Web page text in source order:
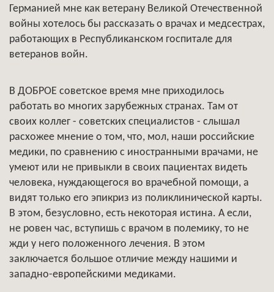
Германией мне как ветерану Великой Отечественной
войны хотелось бы рассказать о врачах и медсестрах,
работающих в Республиканском госпитале для
ветеранов войн.
В ДОБРОЕ советское время мне приходилось
работать во многих зарубежных странах. Там от
своих коллег - советских специалистов - слышал
расхожее мнение о том, что, мол, наши российские
медики, по сравнению с иностранными врачами, не
умеют или не привыкли в своих пациентах видеть
человека, нуждающегося во врачебной помощи, а
видят только его эпикриз из поликлинической карты.
В этом, безусловно, есть некоторая истина. А если,
не ровен час, вступишь с врачом в полемику, то не
жди у него положенного лечения. В этом
заключается большое отличие между нашими и
западно-европейскими медиками.